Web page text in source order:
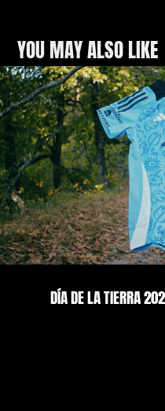
YOU MAY ALSO LIKE
DÍA DE LA TIERRA